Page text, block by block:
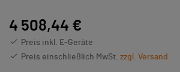
4 508,44 €
Preis inkl. E-Geräte
Preis einschließlich MwSt. zzgl. Versand